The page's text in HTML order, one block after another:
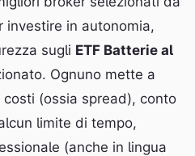
investire in autonomia,
sugli ETF Batterie al
Ognuno mette a
(ossia spread), conto
limite di tempo,
(anche in lingua